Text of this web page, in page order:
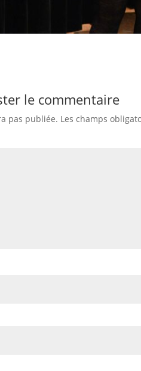
le commentaire
pas publiée. Les champs